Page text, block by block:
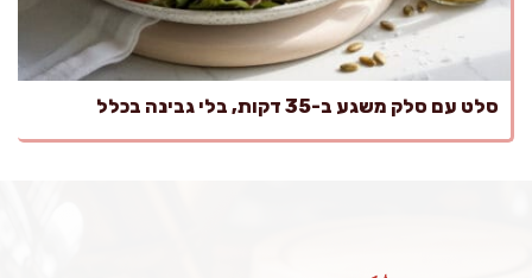
סלט עם סלק משגע ב-35 דקות, בלי גבינה בכלל